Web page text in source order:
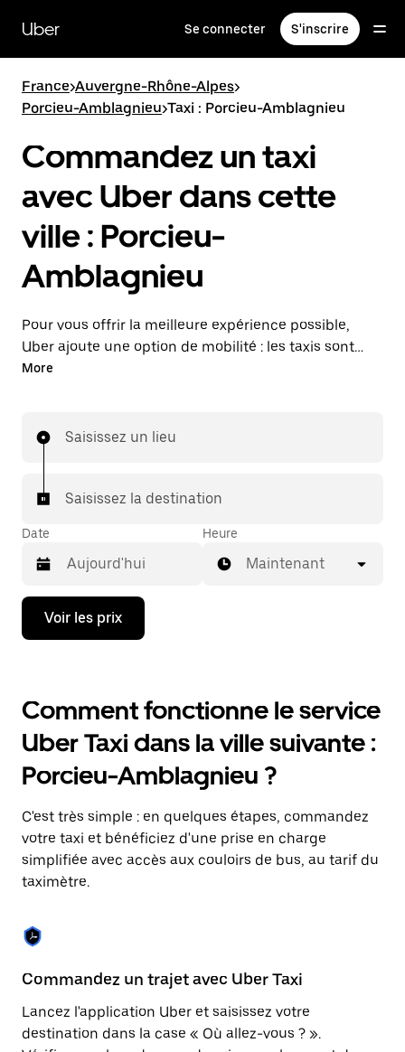
contenu
principal
Uber Se connecter S'inscrire
France>Auvergne-Rhône-Alpes>
Porcieu-Amblagnieu>Taxi : Porcieu-Amblagnieu
Commandez un taxi
avec Uber dans cette
ville : Porcieu-
Amblagnieu
Pour vous offrir la meilleure expérience possible,
Uber ajoute une option de mobilité : les taxis sont
maintenant disponibles dans l'application. Uber Taxi :
More
Saisissez un lieu
Saisissez la destination
Date
Appuyez
la
bas
pour
ouvrir
le
calendrier
et
une
date.
Appuyez
sur
la
pour
fermer
calendrier.
Heure
Maintenant
Voir les prix
Comment fonctionne le service
Uber Taxi dans la ville suivante :
Porcieu-Amblagnieu ?
C'est très simple : en quelques étapes, commandez
votre taxi et bénéficiez d'une prise en charge
simplifiée avec accès aux couloirs de bus, au tarif du
taximètre.
Commandez un trajet avec Uber Taxi
Lancez l'application Uber et saisissez votre
destination dans la case « Où allez-vous ? ».